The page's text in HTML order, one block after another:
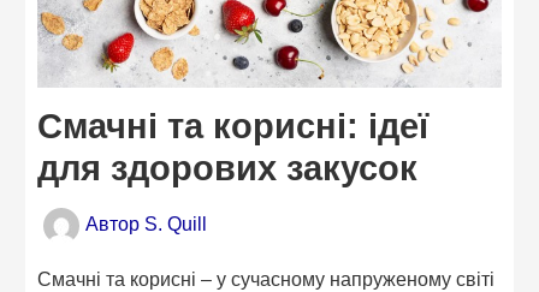
Смачні та корисні: ідеї
для здорових закусок
Автор S. Quill
Смачні та корисні – у сучасному напруженому світі